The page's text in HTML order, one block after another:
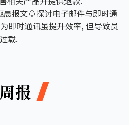
晨报文章探讨电子邮件与即时通
即时通讯虽提升效率, 但导致员
载.
周报